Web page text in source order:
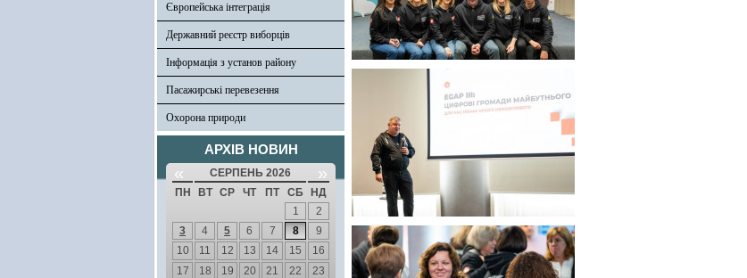
Європейська інтеграція
Державний реєстр виборців
Інформація з установ району
Пасажирські перевезення
Охорона природи
АРХІВ НОВИН
« СЕРПЕНЬ 2026 »
ПН ВТ СР ЧТ ПТ СБ
НД
1
2
3
4 5 6 7 8
9
10
11 12 13 14 15
16
17
18 19 20 21 22
23